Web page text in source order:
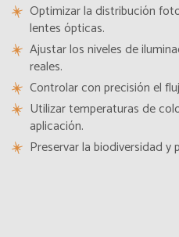
Optimizar la distribución
lentes ópticas.
Ajustar los niveles de
reales.
Controlar con precisión el
Utilizar temperaturas de
aplicación.
Preservar la biodiversidad
Cabo Verde
Cambodia
Cameroun
Canada